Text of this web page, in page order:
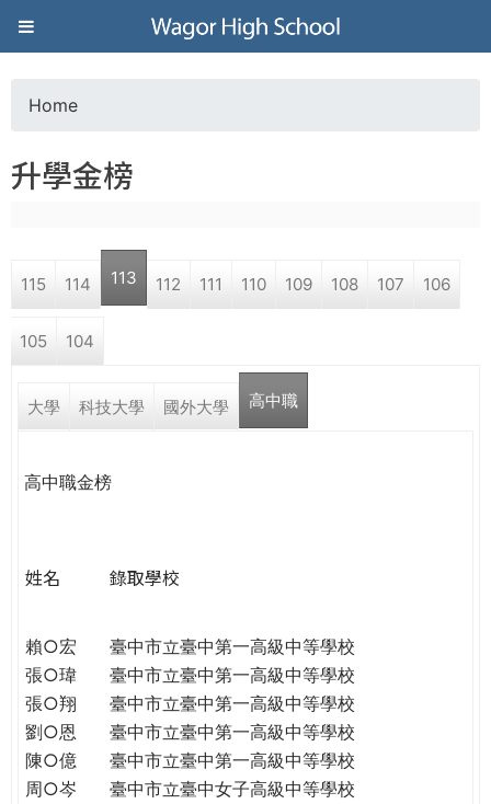
Jump to navigation
葳
格
高
學
格。
o
a
r
e
r
Home
升學金榜
115 114 113 112 111 110 109 108 107 106
105 104
大學 科技大學 國外大學 高中職
高中職金榜
姓名 錄取學校
賴○宏
臺中市立臺中第一高級中等學校
張○瑋
臺中市立臺中第一高級中等學校
張○翔
臺中市立臺中第一高級中等學校
劉○恩
臺中市立臺中第一高級中等學校
陳○億
臺中市立臺中第一高級中等學校
周○岑
臺中市立臺中女子高級中等學校